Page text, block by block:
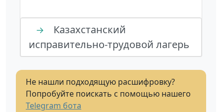
→
Казахстанский
исправительно-трудовой лагерь
Не нашли подходящую расшифровку?
Попробуйте поискать с помощью нашего
Telegram бота